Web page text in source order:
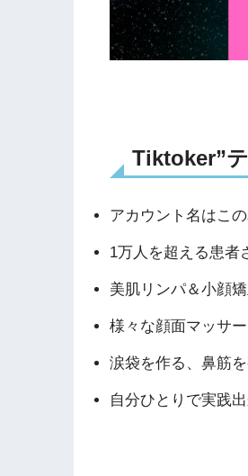
Tiktoker”
アカウント名はこ
1万人を超える患者
美肌リンパ＆小顔
様々な顔面マッサ
涙袋を作る、鼻筋
自分ひとりで実践